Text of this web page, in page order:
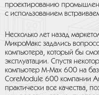
проектированию
с использованием
Несколько лет назад
МикроМакс задались
компьютера, который бы
эксплуатации. Спустя
компьютер М-Мах 600 на
CoreModule 600 компании
практически все качества,